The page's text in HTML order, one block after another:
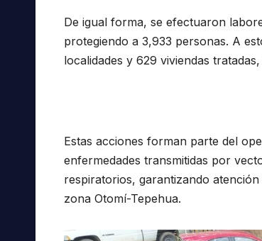
De igual forma, se efectuaron
protegiendo a 3,933 personas. A
localidades y 629 viviendas
Estas acciones forman parte del
enfermedades transmitidas por
respiratorios, garantizando
zona Otomí-Tepehua.